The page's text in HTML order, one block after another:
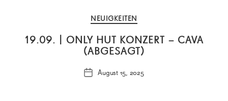
Kategorien
NEUIGKEITEN
19.09. | ONLY HUT KONZERT – CAVA
(ABGESAGT)
Veröffentlichungsdatum
August 15, 2025